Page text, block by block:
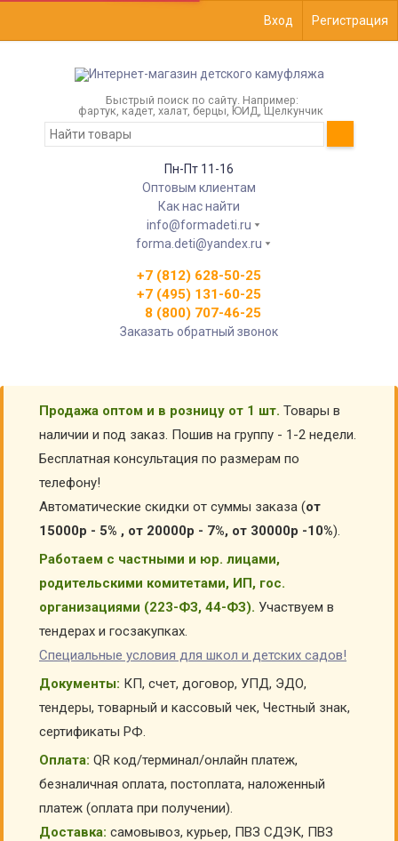
Вход Регистрация
Быстрый поиск по сайту. Например:
фартук, кадет, халат, берцы, ЮИД, Щелкунчик
Пн-Пт 11-16
Оптовым клиентам
Как нас найти
info@formadeti.ru
forma.deti@yandex.ru
+7 (812) 628-50-25
+7 (495) 131-60-25
8 (800) 707-46-25
Заказать обратный звонок
Продажа оптом и в розницу от 1 шт. Товары в
наличии и под заказ. Пошив на группу - 1-2 недели.
Бесплатная консультация по размерам по
телефону!
Автоматические скидки от суммы заказа (от
15000р - 5% , от 20000р - 7%, от 30000р -10%).
Работаем с частными и юр. лицами,
родительскими комитетами, ИП, гос.
организациями (223-ФЗ, 44-ФЗ). Участвуем в
тендерах и госзакупках.
Специальные условия для школ и детских садов!
Документы: КП, счет, договор, УПД, ЭДО,
тендеры, товарный и кассовый чек, Честный знак,
сертификаты РФ.
Оплата: QR код/терминал/онлайн платеж,
безналичная оплата, постоплата, наложенный
платеж (оплата при получении).
Доставка: самовывоз, курьер, ПВЗ СДЭК, ПВЗ